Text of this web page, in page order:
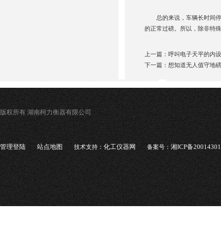
总的来说，车辆长时间停
的正常过磅。所以，除非特
上一篇： 呼叫电子天平的内
下一篇： 想知道无人值守地
版权所有 湖南柯力衡器有限公司
管理登陆 站点地图 技术支持：化工仪器网 备案号：湘ICP备